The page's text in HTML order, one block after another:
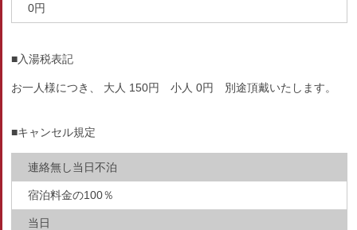
0円
■入湯税表記
お一人様につき、 大人 150円 小人 0円 別途頂戴いたします。
■キャンセル規定
連絡無し当日不泊
宿泊料金の100％
当日